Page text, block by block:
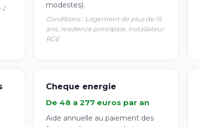
2
modestes).
Conditions : Logement de plus de 15
ans, residence principale, installateur
RGE
Cheque energie
De 48 a 277 euros par an
Aide annuelle au paiement des